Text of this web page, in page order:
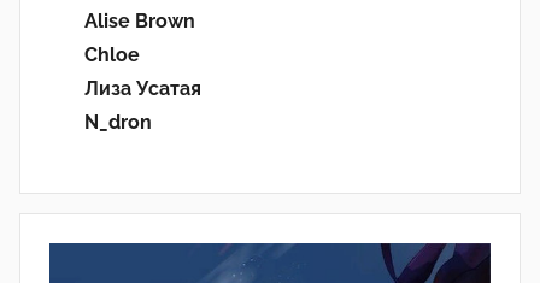
Alise Brown
Chloe
Лиза Усатая
N_dron